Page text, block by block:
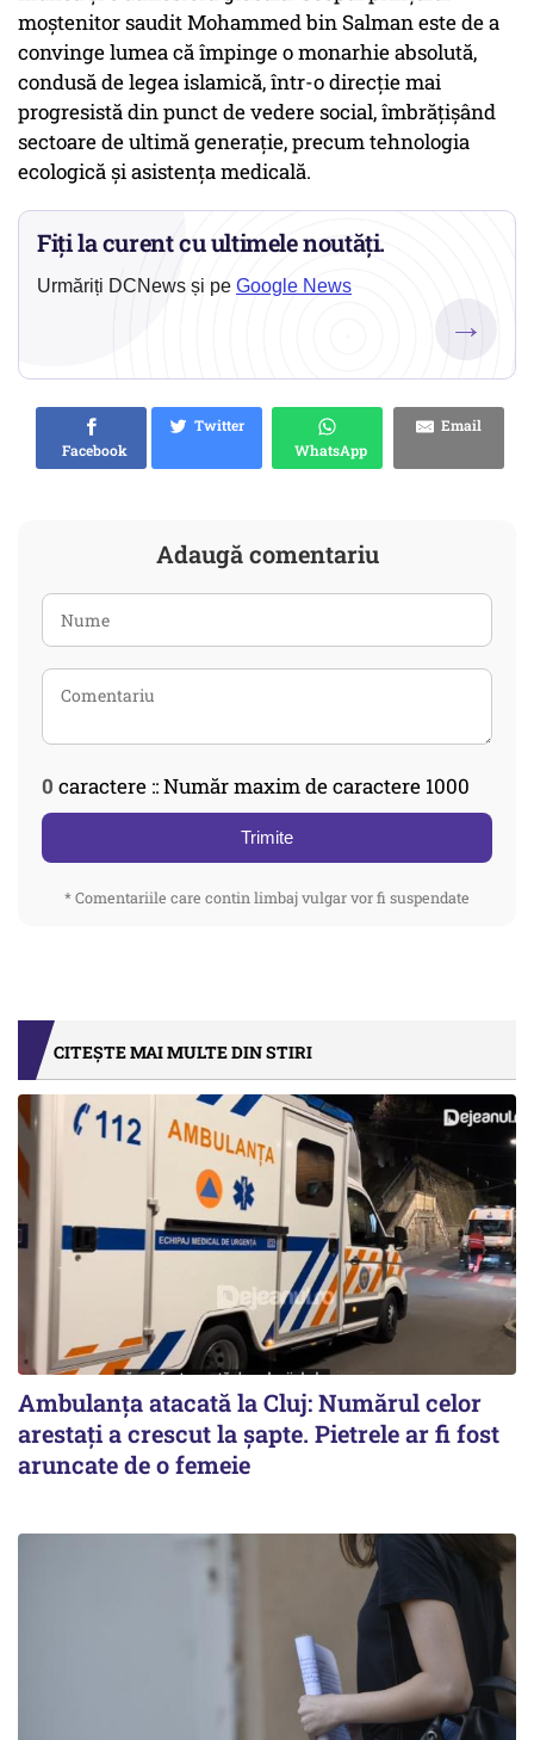
moștenitor saudit Mohammed bin Salman este de a
convinge lumea că împinge o monarhie absolută,
condusă de legea islamică, într-o direcție mai
progresistă din punct de vedere social, îmbrățișând
sectoare de ultimă generație, precum tehnologia
ecologică și asistența medicală.
Fiți la curent cu ultimele noutăți.
Urmăriți DCNews și pe Google News
→
Facebook
Twitter
WhatsApp
Email
Adaugă comentariu
0 caractere :: Număr maxim de caractere 1000
Trimite
* Comentariile care contin limbaj vulgar vor fi suspendate
CITEȘTE MAI MULTE DIN STIRI
Ambulanța atacată la Cluj: Numărul celor
arestați a crescut la șapte. Pietrele ar fi fost
aruncate de o femeie